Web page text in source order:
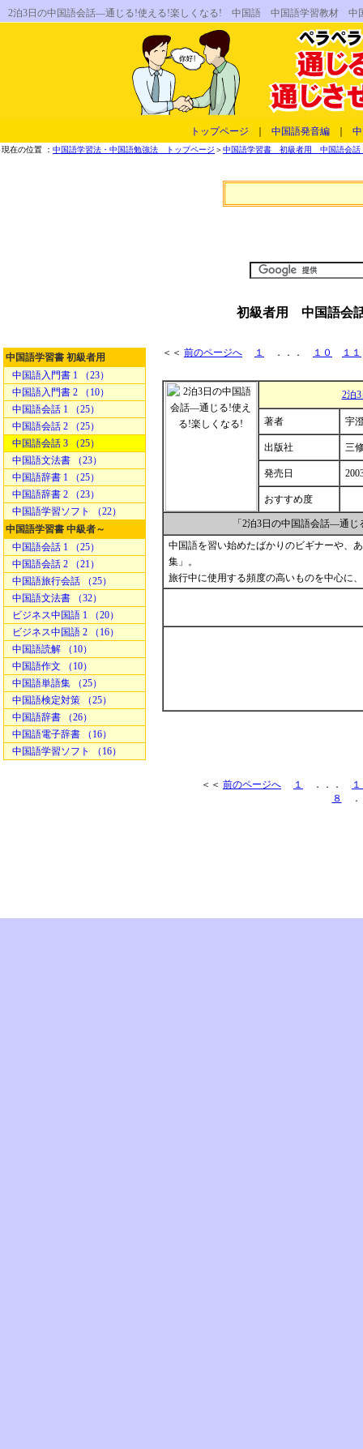
2泊3日の中国語会話―通じる!使える!楽しくなる! 中国語 中国語学習教材
トップページ 中国語発音編
現在の位置 ： 中国語学習法・中国語勉強法 トップページ ＞中国語学習書 初級者用 中国語会話
初級者用 中国語会
中国語学習書 初級者用
中国語入門書 1 （23）
中国語入門書 2 （10）
中国語会話 1 （25）
中国語会話 2 （25）
中国語会話 3 （25）
中国語文法書 （23）
中国語辞書 1 （25）
中国語辞書 2 （23）
中国語学習ソフト （22）
中国語学習書 中級者～
中国語会話 1 （25）
中国語会話 2 （21）
中国語旅行会話 （25）
中国語文法書 （32）
ビジネス中国語 1 （20）
ビジネス中国語 2 （16）
中国語読解 （10）
中国語作文 （10）
中国語単語集 （25）
中国語検定対策 （25）
中国語辞書 （26）
中国語電子辞書 （16）
中国語学習ソフト （16）
＜＜ 前のページへ １ ．．． １０ １１
2泊
著者 宇
出版社 三
発売日
おすすめ度
「2泊3日の中国語会話―通
中国語を習い始めたばかりのビギナーや、
集」。
旅行中に使用する頻度の高いものを中心に
＜＜ 前のページへ １ ．．．
８